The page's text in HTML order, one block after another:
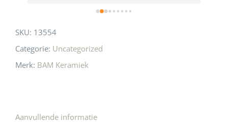
SKU: 13554
Categorie: Uncategorized
Merk: BAM Keramiek
Aanvullende informatie